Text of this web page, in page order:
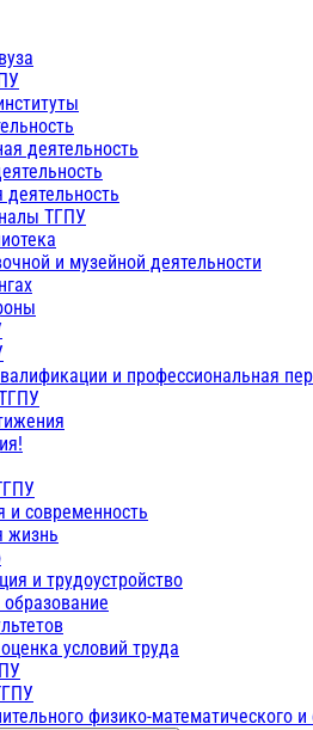
деятельность
деятельность
ТГПУ
и музейной деятельности
и профессиональная
и современность
жизнь
и трудоустройство
условий труда
физико-математического